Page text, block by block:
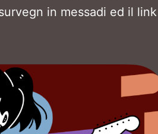
in messadi ed il link